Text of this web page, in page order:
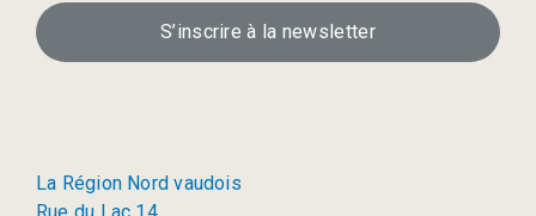
S’inscrire à la newsletter
La Région Nord vaudois